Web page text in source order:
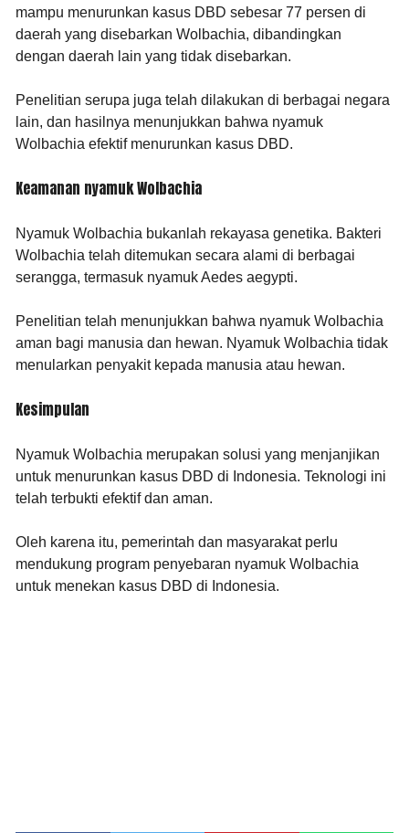
mampu menurunkan kasus DBD sebesar 77 persen di
daerah yang disebarkan Wolbachia, dibandingkan
dengan daerah lain yang tidak disebarkan.
Penelitian serupa juga telah dilakukan di berbagai negara
lain, dan hasilnya menunjukkan bahwa nyamuk
Wolbachia efektif menurunkan kasus DBD.
Keamanan nyamuk Wolbachia
Nyamuk Wolbachia bukanlah rekayasa genetika. Bakteri
Wolbachia telah ditemukan secara alami di berbagai
serangga, termasuk nyamuk Aedes aegypti.
Penelitian telah menunjukkan bahwa nyamuk Wolbachia
aman bagi manusia dan hewan. Nyamuk Wolbachia tidak
menularkan penyakit kepada manusia atau hewan.
Kesimpulan
Nyamuk Wolbachia merupakan solusi yang menjanjikan
untuk menurunkan kasus DBD di Indonesia. Teknologi ini
telah terbukti efektif dan aman.
Oleh karena itu, pemerintah dan masyarakat perlu
mendukung program penyebaran nyamuk Wolbachia
untuk menekan kasus DBD di Indonesia.